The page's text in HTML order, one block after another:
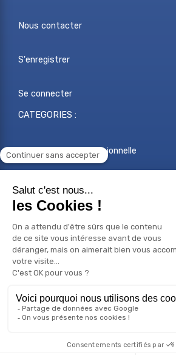
Nous contacter
S'enregistrer
Se connecter
CATEGORIES :
Reconversion professionnelle
Changer de métier
Compétences professionnelles
© Copyright 2026 Bilan de